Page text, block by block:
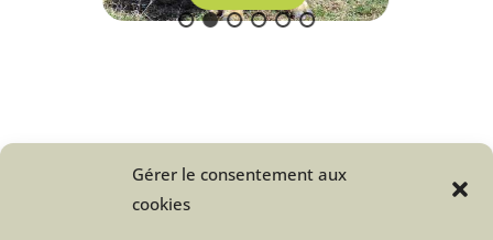
Gérer le consentement aux
cookies
Une question sur le Troupeau du